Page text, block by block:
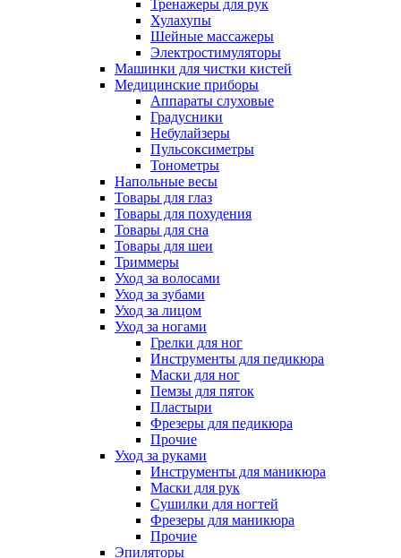
Тренажеры для рук
Хулахупы
Шейные массажеры
Электростимуляторы
Машинки для чистки кистей
Медицинские приборы
Аппараты слуховые
Градусники
Небулайзеры
Пульсоксиметры
Тонометры
Напольные весы
Товары для глаз
Товары для похудения
Товары для сна
Товары для шеи
Триммеры
Уход за волосами
Уход за зубами
Уход за лицом
Уход за ногами
Грелки для ног
Инструменты для педикюра
Маски для ног
Пемзы для пяток
Пластыри
Фрезеры для педикюра
Прочие
Уход за руками
Инструменты для маникюра
Маски для рук
Сушилки для ногтей
Фрезеры для маникюра
Прочие
Эпиляторы